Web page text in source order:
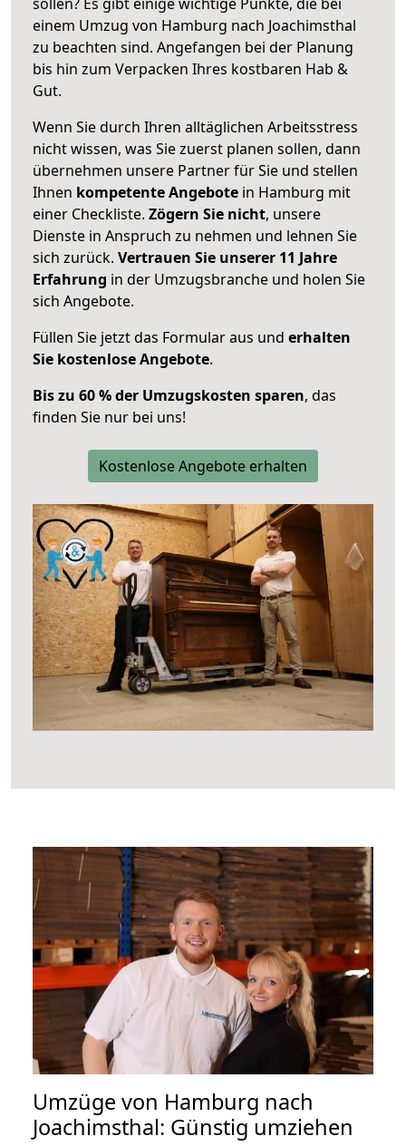
einem Umzug von Hamburg nach Joachimsthal
zu beachten sind. Angefangen bei der Planung
bis hin zum Verpacken Ihres kostbaren Hab &
Gut.
Wenn Sie durch Ihren alltäglichen Arbeitsstress
nicht wissen, was Sie zuerst planen sollen, dann
übernehmen unsere Partner für Sie und stellen
Ihnen kompetente Angebote in Hamburg mit
einer Checkliste. Zögern Sie nicht, unsere
Dienste in Anspruch zu nehmen und lehnen Sie
sich zurück. Vertrauen Sie unserer 11 Jahre
Erfahrung in der Umzugsbranche und holen Sie
sich Angebote.
Füllen Sie jetzt das Formular aus und erhalten
Sie kostenlose Angebote.
Bis zu 60 % der Umzugskosten sparen, das
finden Sie nur bei uns!
Kostenlose Angebote erhalten
Umzüge von Hamburg nach
Joachimsthal: Günstig umziehen